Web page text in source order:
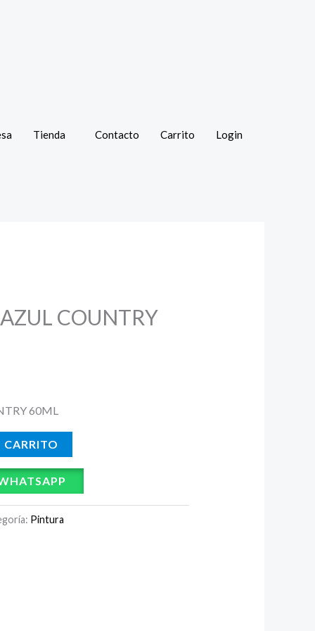
Tienda Contacto Carrito Login
COUNTRY
60ML
Pintura